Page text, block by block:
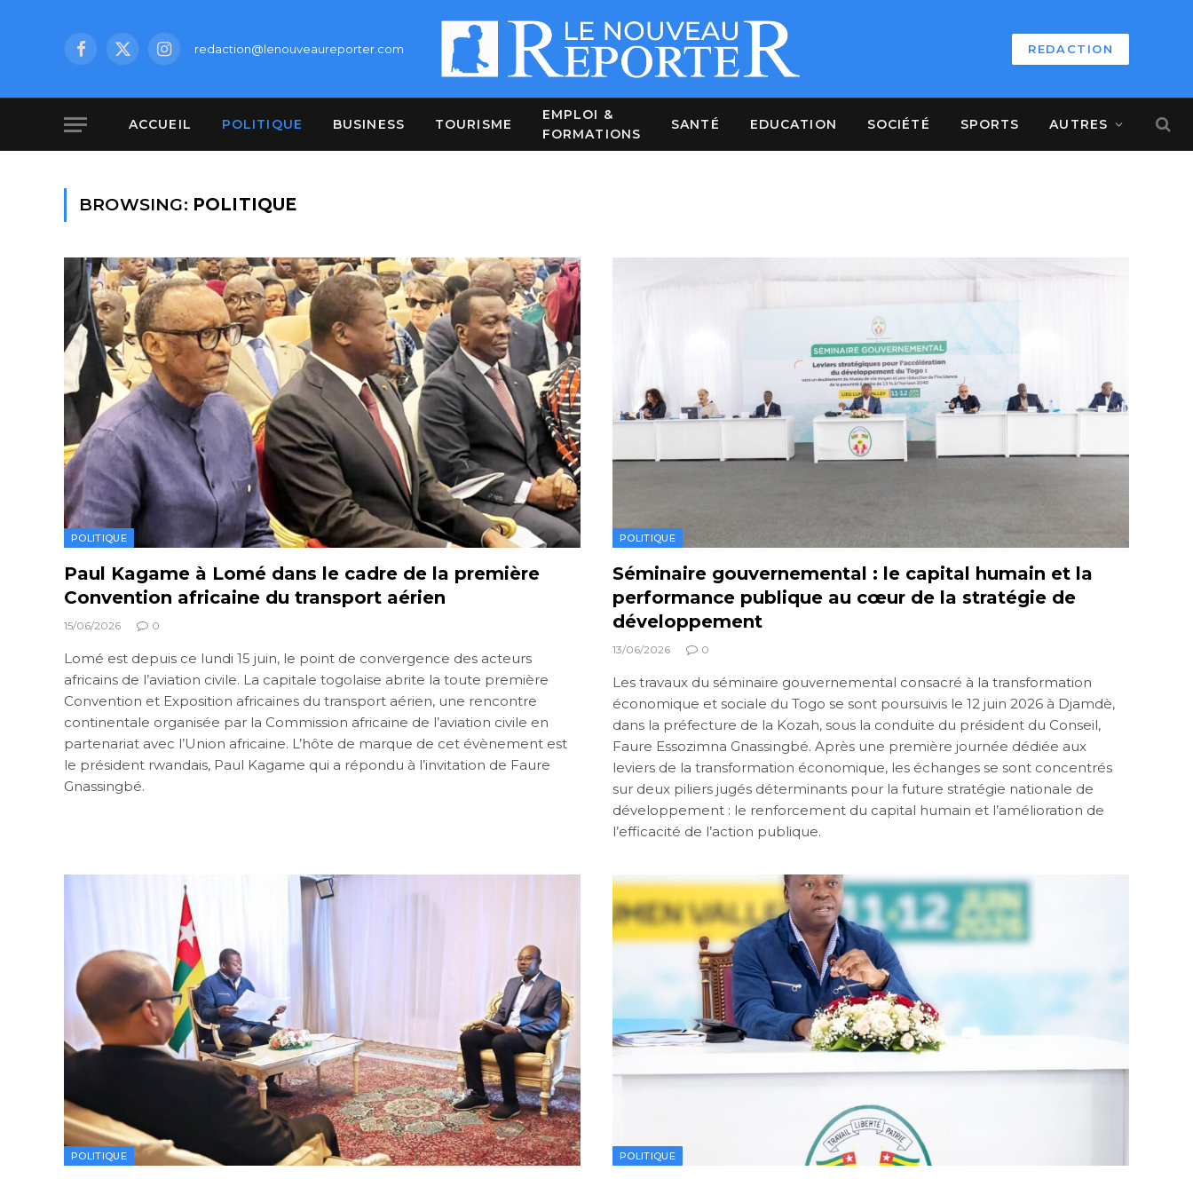
Facebook
X
Instagramredaction@lenouveaureporter.com REDACTION
ACCUEIL POLITIQUE BUSINESS TOURISME
EMPLOI &
FORMATIONS
SANTÉ EDUCATION SOCIÉTÉ SPORTS AUTRES
BROWSING: POLITIQUE
POLITIQUE
Paul Kagame à Lomé dans le cadre de la première
Convention africaine du transport aérien
15/06/2026 0
Lomé est depuis ce lundi 15 juin, le point de convergence des acteurs
africains de l’aviation civile. La capitale togolaise abrite la toute première
Convention et Exposition africaines du transport aérien, une rencontre
continentale organisée par la Commission africaine de l’aviation civile en
partenariat avec l’Union africaine. L’hôte de marque de cet évènement est
le président rwandais, Paul Kagame qui a répondu à l’invitation de Faure
Gnassingbé.
POLITIQUE
Séminaire gouvernemental : le capital humain et la
performance publique au cœur de la stratégie de
développement
13/06/2026 0
Les travaux du séminaire gouvernemental consacré à la transformation
économique et sociale du Togo se sont poursuivis le 12 juin 2026 à Djamdè,
dans la préfecture de la Kozah, sous la conduite du président du Conseil,
Faure Essozimna Gnassingbé. Après une première journée dédiée aux
leviers de la transformation économique, les échanges se sont concentrés
sur deux piliers jugés déterminants pour la future stratégie nationale de
développement : le renforcement du capital humain et l’amélioration de
l’efficacité de l’action publique.
POLITIQUE POLITIQUE